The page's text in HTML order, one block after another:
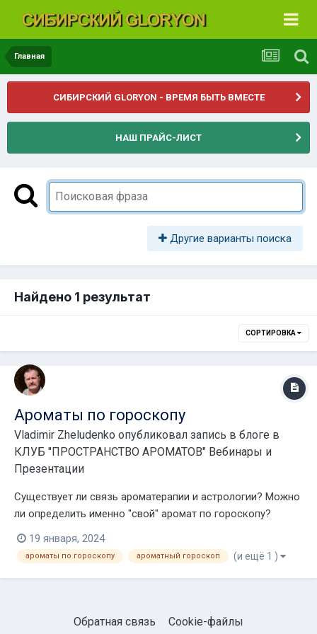
Главная
СИБИРСКИЙ GLORYON - ВРЕМЯ БЫТЬ ВМЕСТЕ
НАШ ПРАЙС-ЛИСТ
Другие варианты поиска
Найдено 1 результат
СОРТИРОВКА
Ароматы по гороскопу
Vladimir Zheludenko опубликовал запись в блоге в
КЛУБ "ПРОСТРАНСТВО АРОМАТОВ" Вебинары и
Презентации
Существует ли связь ароматерапии и астрологии? Можно
ли определить именно "свой" аромат по гороскопу?
Современные астрологи утверждают, что обладают
сокровенными знаниями по части, касающейся перечня
эфирных масел, подходящих каждому из знаков Зодиака.
Проведенные ароматерапевтами тесты во многом по...
19 января, 2024
ароматы по гороскопу ароматный гороскоп (и ещё 1 )
Обратная связь Cookie-файлы